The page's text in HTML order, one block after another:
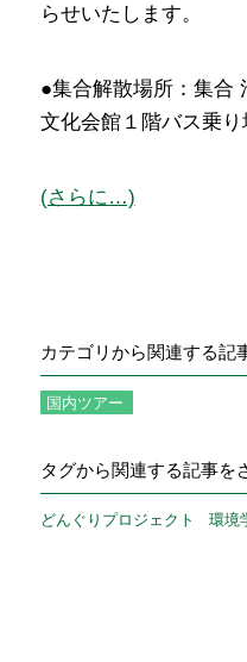
らせいたします。
●集合解散場所：集合
文化会館１階バス乗
(さらに…)
カテゴリから関連する記
国内ツアー
タグから関連する記事を
どんぐりプロジェクト 環境